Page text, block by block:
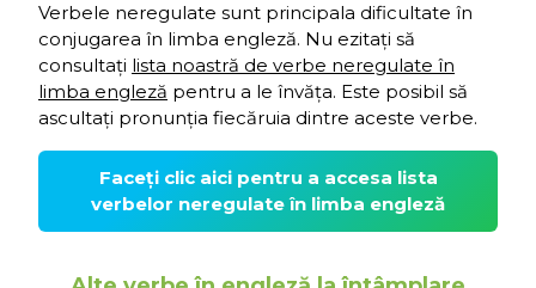
Verbele neregulate sunt principala dificultate în
conjugarea în limba engleză. Nu ezitați să
consultați lista noastră de verbe neregulate în
limba engleză pentru a le învăța. Este posibil să
ascultați pronunția fiecăruia dintre aceste verbe.
Faceți clic aici pentru a accesa lista
verbelor neregulate în limba engleză